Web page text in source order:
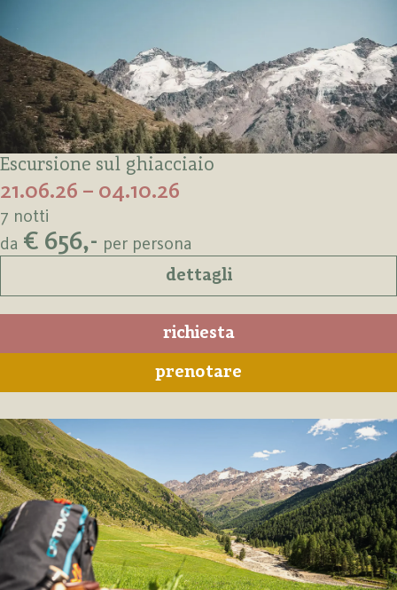
Escursione sul ghiacciaio
21.06.26 – 04.10.26
7 notti
da € 656,- per persona
dettagli
richiesta
prenotare